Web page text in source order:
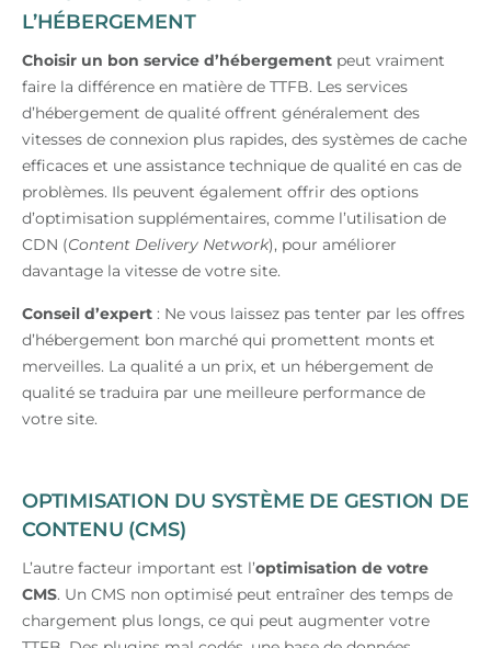
L’HÉBERGEMENT
Choisir un bon service d’hébergement peut vraiment
faire la différence en matière de TTFB. Les services
d’hébergement de qualité offrent généralement des
vitesses de connexion plus rapides, des systèmes de cache
efficaces et une assistance technique de qualité en cas de
problèmes. Ils peuvent également offrir des options
d’optimisation supplémentaires, comme l’utilisation de
CDN (Content Delivery Network), pour améliorer
davantage la vitesse de votre site.
Conseil d’expert : Ne vous laissez pas tenter par les offres
d’hébergement bon marché qui promettent monts et
merveilles. La qualité a un prix, et un hébergement de
qualité se traduira par une meilleure performance de
votre site.
OPTIMISATION DU SYSTÈME DE GESTION DE
CONTENU (CMS)
L’autre facteur important est l’optimisation de votre
CMS. Un CMS non optimisé peut entraîner des temps de
chargement plus longs, ce qui peut augmenter votre